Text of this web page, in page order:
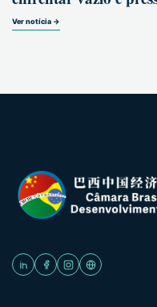
Ver notícia →